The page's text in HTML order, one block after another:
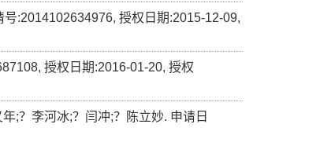
:2014102634976, 授权日期:2015-12-09,
授权日期:2016-01-20, 授权
;？李河冰;？闫冲;？陈立妙. 申请日